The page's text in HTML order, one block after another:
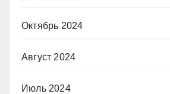
Октябрь 2024
Август 2024
Июль 2024